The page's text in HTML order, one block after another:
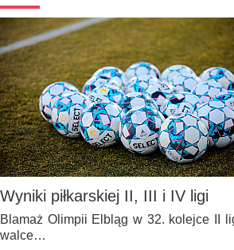
Wyniki piłkarskiej II, III i IV ligi
Blamaż Olimpii Elbląg w 32. kolejce II
walce…